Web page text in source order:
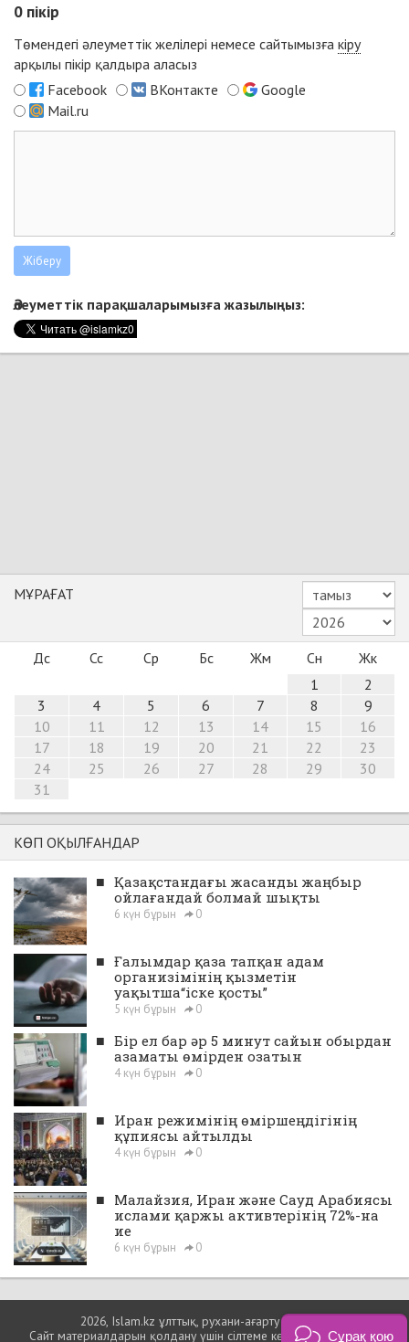
0 пікір
Төмендегі әлеуметтік желілері немесе сайтымызға кіру
арқылы пікір қалдыра аласыз
Facebook
ВКонтакте
Google
Mail.ru
Әлеуметтік парақшаларымызға жазылыңыз:
МҰРАҒАТ
Дс Сс Ср Бс Жм Сн
Жк
1
2
3
4 5 6 7 8
9
10
11 12 13 14 15
16
17
18 19 20 21 22
23
24
25 26 27 28 29
30
31
КӨП ОҚЫЛҒАНДАР
■ Қазақстандағы жасанды жаңбыр
ойлағандай болмай шықты
6 күн бұрын 0
■ Ғалымдар қаза тапқан адам
организімінің қызметін
уақытша“іске қосты”
5 күн бұрын 0
■ Бір ел бар әр 5 минут сайын обырдан
азаматы өмірден озатын
4 күн бұрын 0
■ Иран режимінің өміршеңдігінің
құпиясы айтылды
4 күн бұрын 0
■ Малайзия, Иран және Сауд Арабиясы
ислами қаржы активтерінің 72%-на
ие
6 күн бұрын 0
2026, Islam.kz ұлттық, рухани-ағарту порталы
Сайт материалдарын қолдану үшін сілтеме көрсетуіңіз міндетті.
Сұрақ қою